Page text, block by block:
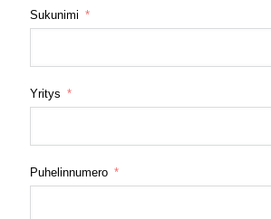
Sukunimi
Yritys
Puhelinnumero